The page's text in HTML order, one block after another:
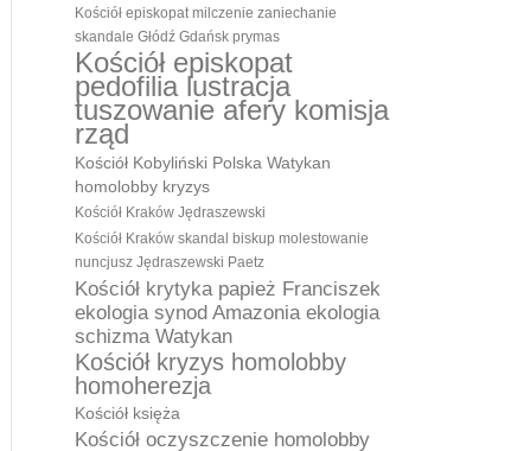
Kościół episkopat milczenie zaniechanie
skandale Głódź Gdańsk prymas
Kościół episkopat
pedofilia lustracja
tuszowanie afery komisja
rząd
Kościół Kobyliński Polska Watykan
homolobby kryzys
Kościół Kraków Jędraszewski
Kościół Kraków skandal biskup molestowanie
nuncjusz Jędraszewski Paetz
Kościół krytyka papież Franciszek
ekologia synod Amazonia ekologia
schizma Watykan
Kościół kryzys homolobby
homoherezja
Kościół księża
Kościół oczyszczenie homolobby